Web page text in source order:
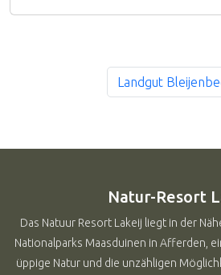
Landgut
Natur-Resort
Das Natuur Resort Lakeij liegt in der
Nationalparks Maasduinen in Afferden,
üppige Natur und die unzähligen